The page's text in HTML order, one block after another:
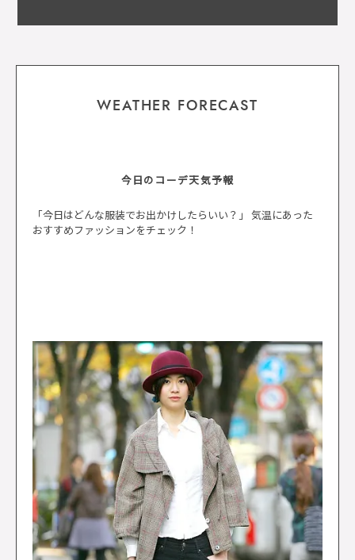
WEATHER FORECAST
今日のコーデ天気予報
「今日はどんな服装でお出かけしたらいい？」 気温にあった
おすすめファッションをチェック！